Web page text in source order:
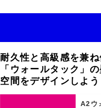
耐久性と高級感を兼
「ウォールタック」
空間をデザインしよう
A2ウ